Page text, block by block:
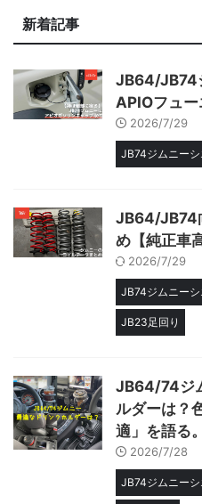
新着記事
JB64/JB74
APIOフュ
2026/7/29
JB74ジムニーシ
JB64/JB74
め【純正車
2026/7/29
JB74ジムニーシ
JB23足回り
JB64/74ジ
ルダーは？
適」を語る。
2026/7/28
JB74ジムニーシ